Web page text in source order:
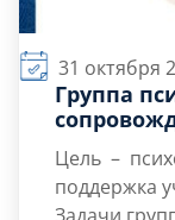
31 октября
Группа
Цель –
поддержка